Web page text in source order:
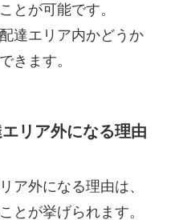
とが可能です。
達エリア内かどうか
きます。
リア外になる理由
ア外になる理由は、
とが挙げられます。